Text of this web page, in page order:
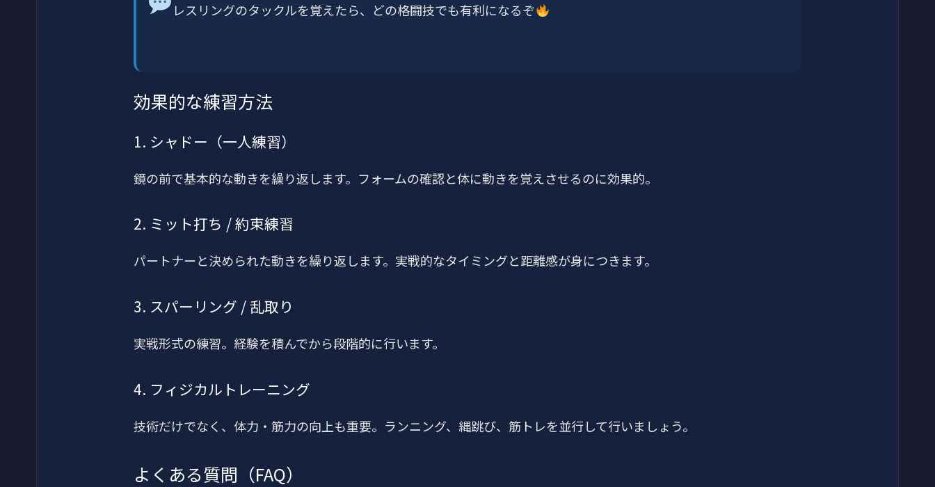
レスリングのタックルを覚えたら、どの格闘技でも有利になるぞ
効果的な練習方法
1. シャドー（一人練習）
鏡の前で基本的な動きを繰り返します。フォームの確認と体に動きを覚えさせるのに効果的。
2. ミット打ち / 約束練習
パートナーと決められた動きを繰り返します。実戦的なタイミングと距離感が身につきます。
3. スパーリング / 乱取り
実戦形式の練習。経験を積んでから段階的に行います。
4. フィジカルトレーニング
技術だけでなく、体力・筋力の向上も重要。ランニング、縄跳び、筋トレを並行して行いましょう。
よくある質問（FAQ）